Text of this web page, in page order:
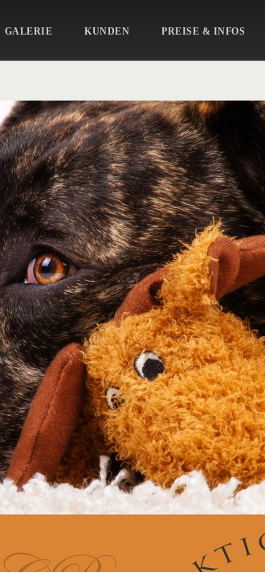
GALERIE KUNDEN PREISE & INFOS